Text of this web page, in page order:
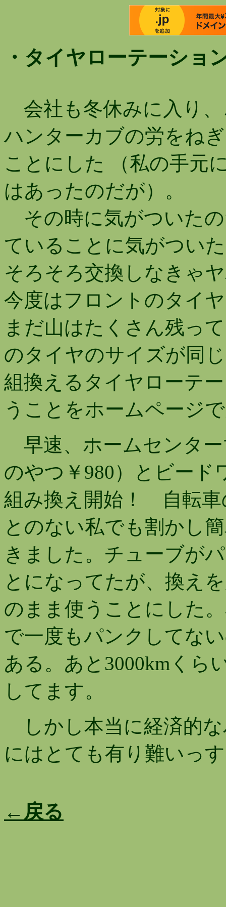
・タイヤローテーショ
会社も冬休みに入り
ハンターカブの労をね
ことにした （私の手元
はあったのだが）。
その時に気がついた
ていることに気がつい
そろそろ交換しなきゃ
今度はフロントのタイ
まだ山はたくさん残っ
のタイヤのサイズが同
組換えるタイヤローテ
うことをホームページ
早速、ホームセンタ
のやつ￥980）とビード
組み換え開始！ 自転車
とのない私でも割かし
きました。チューブが
とになってたが、換え
のまま使うことにした
で一度もパンクしてな
ある。あと3000kmくら
してます。
しかし本当に経済的
にはとても有り難いっ
←戻る